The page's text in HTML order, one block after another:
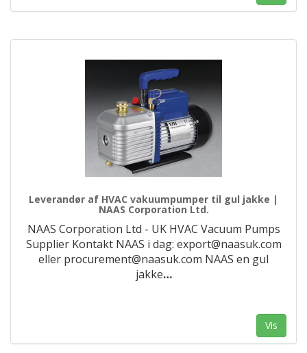
Leverandør af HVAC vakuumpumper til gul jakke |
NAAS Corporation Ltd.
NAAS Corporation Ltd - UK HVAC Vacuum Pumps
Supplier Kontakt NAAS i dag: export@naasuk.com
eller procurement@naasuk.com NAAS en gul
jakke…
Vis